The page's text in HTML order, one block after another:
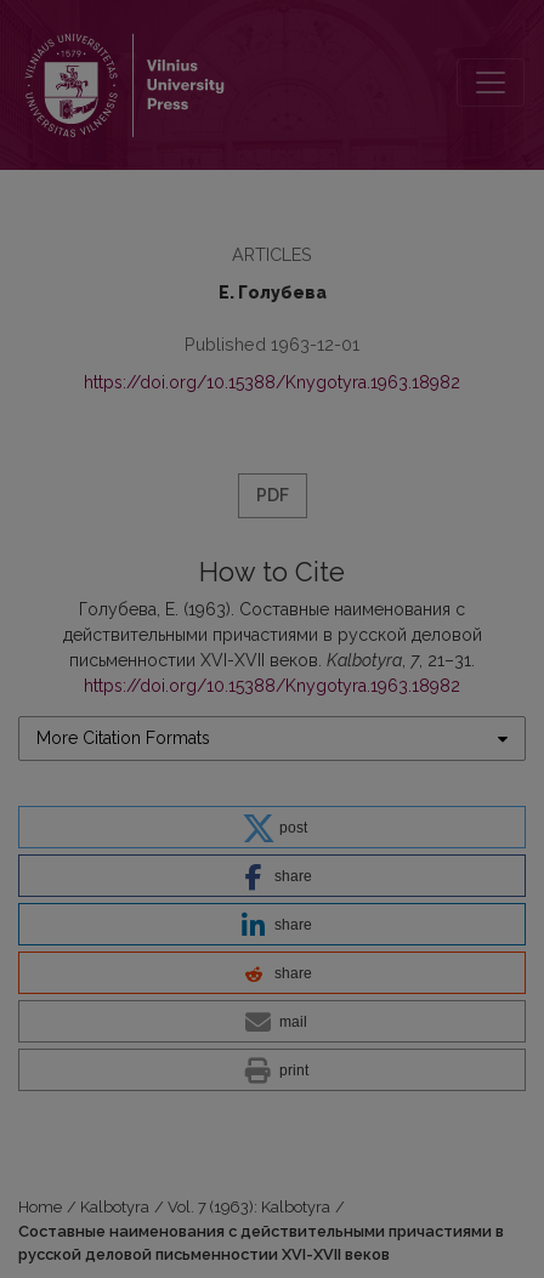
ARTICLES
Е. Голубева
Published 1963-12-01
https://doi.org/10.15388/Knygotyra.1963.18982
PDF
How to Cite
Голубева, Е. (1963). Составные наименования с
действительными причастиями в русской деловой
письменностии XVI-XVII веков. Kalbotyra 7, 21–31.
https://doi.org/10.15388/Knygotyra.1963.18982
More Citation Formats
post
share
share
share
mail
print
Home / Kalbotyra / Vol. 7 (1963): Kalbotyra /
Составные наименования с действительными причастиями в
русской деловой письменностии XVI-XVII веков